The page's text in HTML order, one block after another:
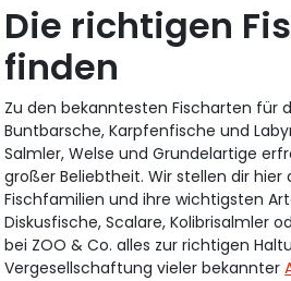
Die richtigen
finden
Zu den bekanntesten Fischarten für
Buntbarsche, Karpfenfische und
Salmler, Welse und Grundelartige
großer Beliebtheit. Wir stellen dir hier
Fischfamilien und ihre wichtigsten
Diskusfische, Scalare, Kolibrisalmler
bei ZOO & Co. alles zur richtigen
Vergesellschaftung vieler bekannter